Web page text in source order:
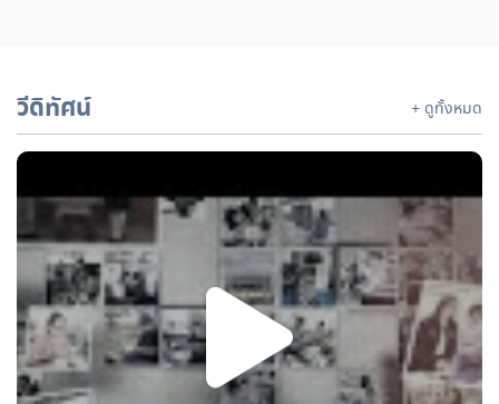
25
พ.ค. ฝึกอบรม สาขา Train the trainer
21 ฝึกอบรม สาขา Speed Trust
วีดิทัศน์ + ดูทั้งหมด